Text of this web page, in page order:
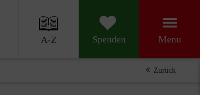
A-Z Spenden Menu
Zurück